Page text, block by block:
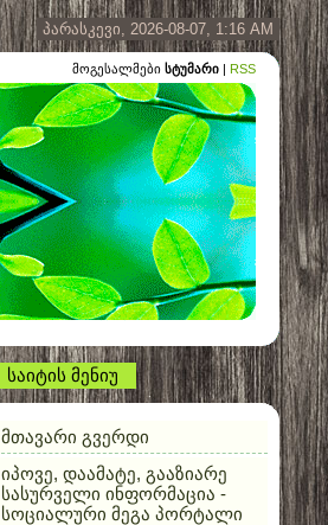
პარასკევი, 2026-08-07, 1:16 AM
მოგესალმები სტუმარი | RSS
საიტის მენიუ
მთავარი გვერდი
იპოვე, დაამატე, გააზიარე
სასურველი ინფორმაცია -
სოციალური მეგა პორტალი